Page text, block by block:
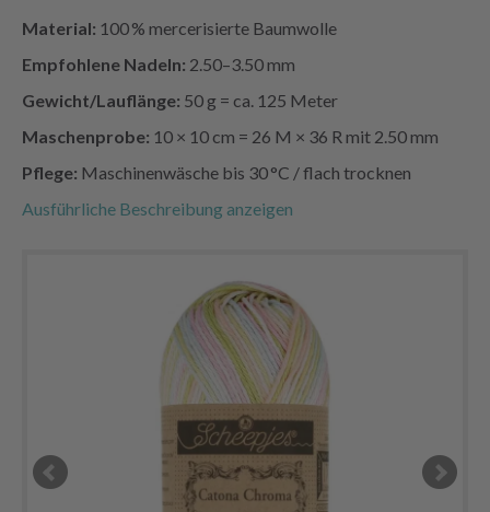
Material: 100 % mercerisierte Baumwolle
Empfohlene Nadeln: 2.50–3.50 mm
Gewicht/Lauflänge: 50 g = ca. 125 Meter
Maschenprobe: 10 × 10 cm = 26 M × 36 R mit 2.50 mm
Pflege: Maschinenwäsche bis 30 °C / flach trocknen
Ausführliche Beschreibung anzeigen